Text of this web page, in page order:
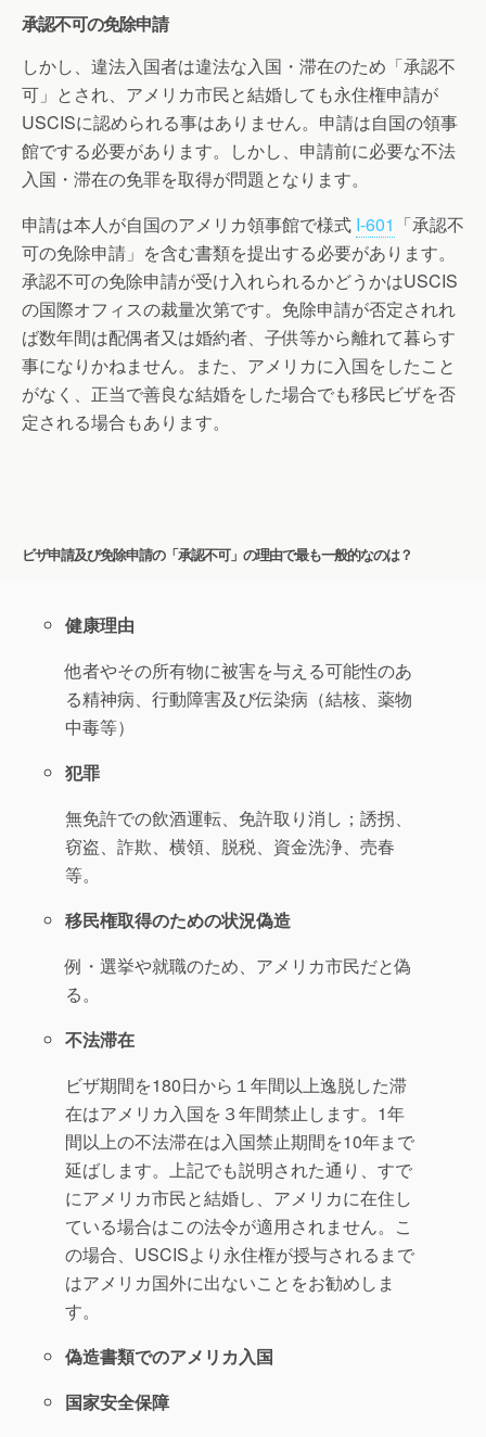
承認不可の免除申請
しかし、違法入国者は違法な入国・滞在のため「承認不
可」とされ、アメリカ市民と結婚しても永住権申請が
USCISに認められる事はありません。申請は自国の領事
館でする必要があります。しかし、申請前に必要な不法
入国・滞在の免罪を取得が問題となります。
申請は本人が自国のアメリカ領事館で様式 I-601 「承認不
可の免除申請」を含む書類を提出する必要があります。
承認不可の免除申請が受け入れられるかどうかはUSCIS
の国際オフィスの裁量次第です。免除申請が否定されれ
ば数年間は配偶者又は婚約者、子供等から離れて暮らす
事になりかねません。また、アメリカに入国をしたこと
がなく、正当で善良な結婚をした場合でも移民ビザを否
定される場合もあります。
ビザ申請及び免除申請の「承認不可」の理由で最も一般的なのは？
健康理由
他者やその所有物に被害を与える可能性のあ
る精神病、行動障害及び伝染病（結核、薬物
中毒等）
犯罪
無免許での飲酒運転、免許取り消し；誘拐、
窃盗、詐欺、横領、脱税、資金洗浄、売春
等。
移民権取得のための状況偽造
例・選挙や就職のため、アメリカ市民だと偽
る。
不法滞在
ビザ期間を180日から１年間以上逸脱した滞
在はアメリカ入国を３年間禁止します。1年
間以上の不法滞在は入国禁止期間を10年まで
延ばします。上記でも説明された通り、すで
にアメリカ市民と結婚し、アメリカに在住し
ている場合はこの法令が適用されません。こ
の場合、USCISより永住権が授与されるまで
はアメリカ国外に出ないことをお勧めしま
す。
偽造書類でのアメリカ入国
国家安全保障